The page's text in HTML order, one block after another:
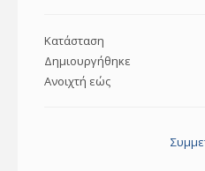
Κατάσταση
Δημιουργήθηκε
Ανοιχτή εώς